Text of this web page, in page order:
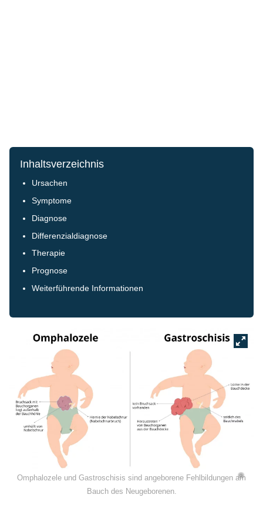
Inhaltsverzeichnis
Ursachen
Symptome
Diagnose
Differenzialdiagnose
Therapie
Prognose
Weiterführende Informationen
©
Omphalozele und Gastroschisis sind angeborene Fehlbildungen am
Bauch des Neugeborenen.